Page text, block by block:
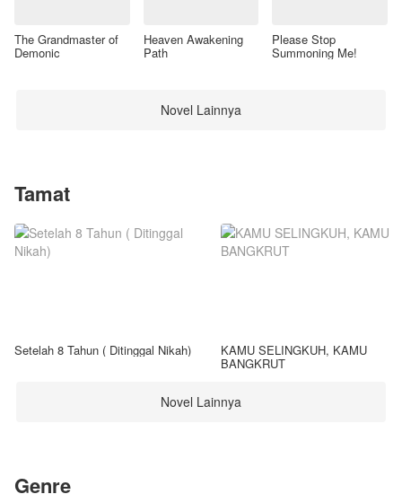
The Grandmaster of
Demonic
Heaven Awakening
Path
Please Stop
Summoning Me!
Novel Lainnya
Tamat
Setelah 8 Tahun ( Ditinggal Nikah) KAMU SELINGKUH, KAMU
BANGKRUT
Novel Lainnya
Genre